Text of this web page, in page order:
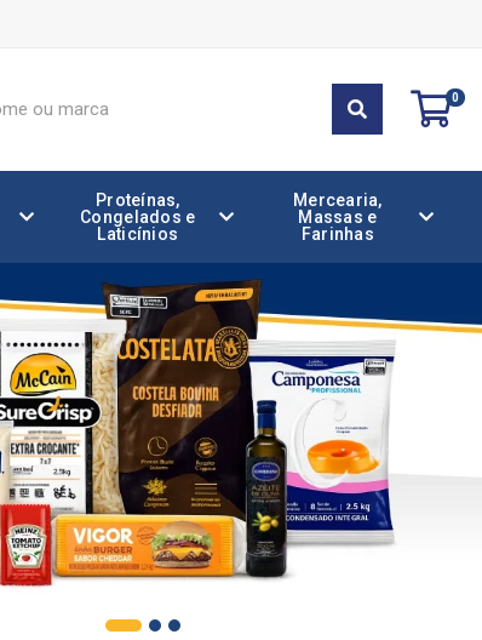
0
Proteínas,
Congelados e
Laticínios
Mercearia,
Massas e
Farinhas